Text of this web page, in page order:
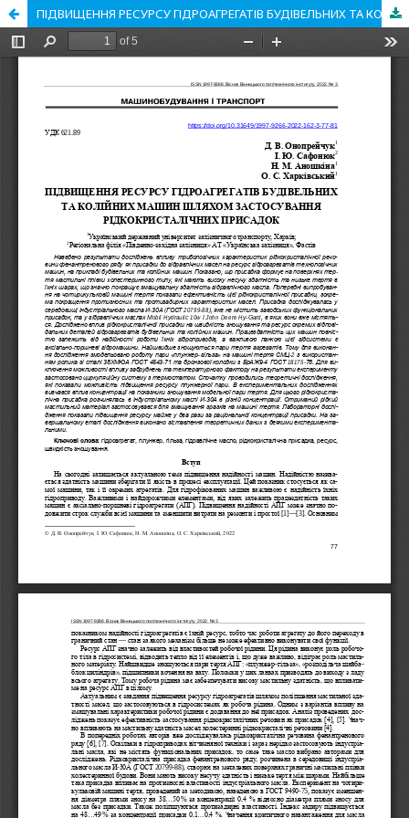
ПІДВИЩЕННЯ РЕСУРСУ ГІДРОАГРЕГАТІВ БУДІВЕЛЬНИХ ТА КОЛІЙНИХ МАШИН ШЛЯХОМ ЗАСТОСУВАННЯ РІДКОКРИСТАЛІЧНИХ ПРИСАДОК